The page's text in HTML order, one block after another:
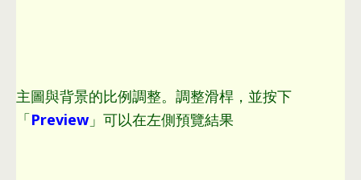
主圖與背景的比例調整。 調整滑桿 ， 並按下
「Preview」可以在左側預覽結果